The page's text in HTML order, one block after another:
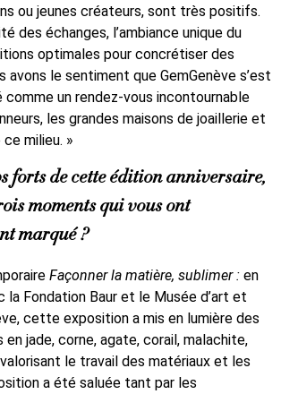
ou jeunes créateurs, sont très positifs.
des échanges, l’ambiance unique du
optimales pour concrétiser des
avons le sentiment que GemGenève s’est
comme un rendez-vous incontournable
les grandes maisons de joaillerie et
ce milieu. »
forts de cette édition anniversaire,
moments qui vous ont
marqué ?
Façonner la matière, sublimer : en
la Fondation Baur et le Musée d’art et
cette exposition a mis en lumière des
jade, corne, agate, corail, malachite,
le travail des matériaux et les
a été saluée tant par les